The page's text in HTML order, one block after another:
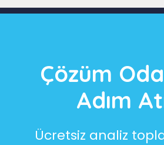
Çözüm
Adım
Ücretsiz analiz